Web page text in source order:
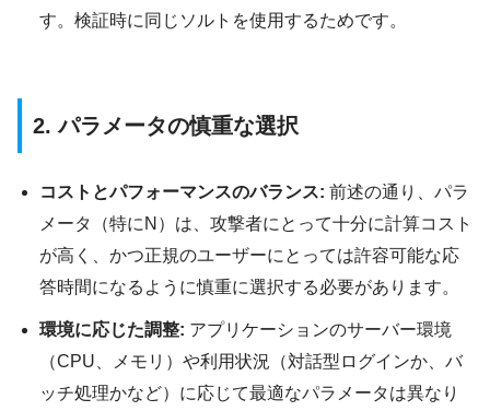
す。検証時に同じソルトを使用するためです。
2. パラメータの慎重な選択
コストとパフォーマンスのバランス: 前述の通り、パラ
メータ（特にN）は、攻撃者にとって十分に計算コスト
が高く、かつ正規のユーザーにとっては許容可能な応
答時間になるように慎重に選択する必要があります。
環境に応じた調整: アプリケーションのサーバー環境
（CPU、メモリ）や利用状況（対話型ログインか、バ
ッチ処理かなど）に応じて最適なパラメータは異なり